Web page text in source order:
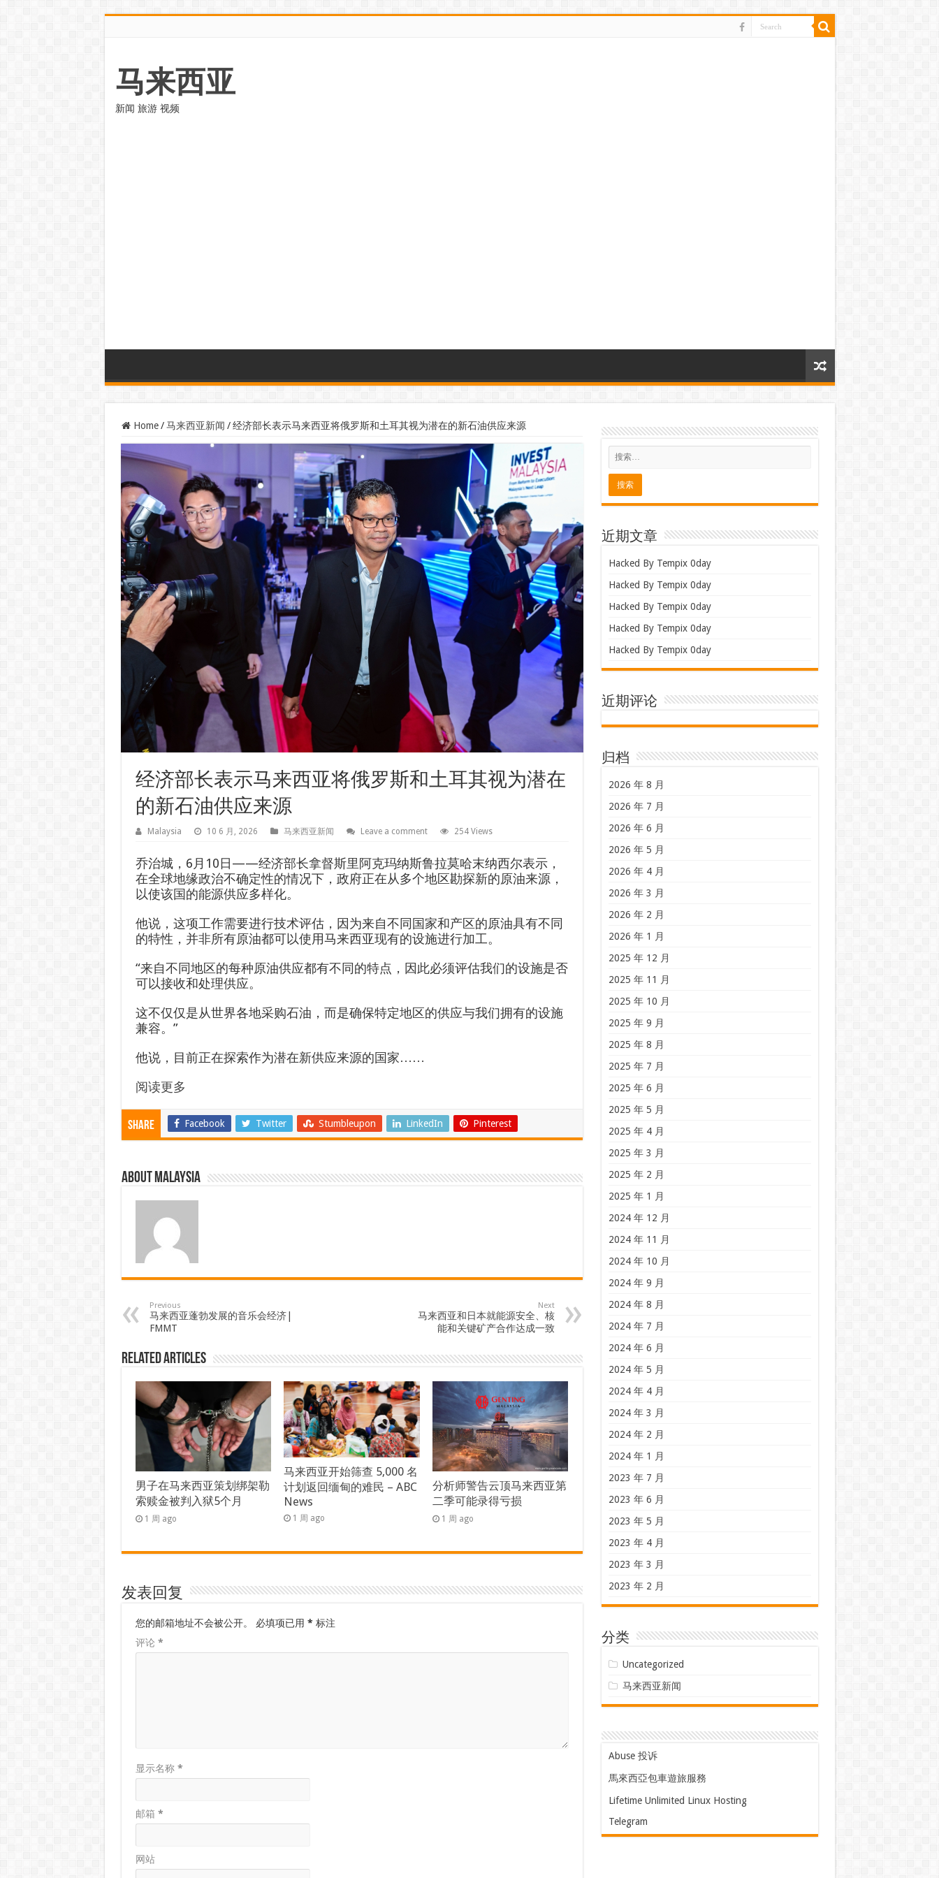
马来西亚
新闻 旅游 视频
Home / 马来西亚新闻 / 经济部长表示马来西亚将俄罗斯和土耳其视为潜在的新石油供应来源
经济部长表示马来西亚将俄罗斯和土耳其视为潜在
的新石油供应来源
Malaysia 10 6 月, 2026 马来西亚新闻 Leave a comment 254 Views
乔治城，6月10日——经济部长拿督斯里阿克玛纳斯鲁拉莫哈末纳西尔表示，
在全球地缘政治不确定性的情况下，政府正在从多个地区勘探新的原油来源，
以使该国的能源供应多样化。
他说，这项工作需要进行技术评估，因为来自不同国家和产区的原油具有不同
的特性，并非所有原油都可以使用马来西亚现有的设施进行加工。
“来自不同地区的每种原油供应都有不同的特点，因此必须评估我们的设施是否
可以接收和处理供应。
这不仅仅是从世界各地采购石油，而是确保特定地区的供应与我们拥有的设施
兼容。”
他说，目前正在探索作为潜在新供应来源的国家……
阅读更多
Share Facebook Twitter Stumbleupon LinkedIn Pinterest
About Malaysia
Previous
马来西亚蓬勃发展的音乐会经济|
FMMT
Next
马来西亚和日本就能源安全、核
能和关键矿产合作达成一致
Related Articles
男子在马来西亚策划绑架勒
索赎金被判入狱5个月
1 周 ago
马来西亚开始筛查 5,000 名
计划返回缅甸的难民 – ABC
News
1 周 ago
分析师警告云顶马来西亚第
二季可能录得亏损
1 周 ago
发表回复
您的邮箱地址不会被公开。 必填项已用 * 标注
评论 *
显示名称 *
邮箱 *
网站
近期文章
Hacked By Tempix 0day
Hacked By Tempix 0day
Hacked By Tempix 0day
Hacked By Tempix 0day
Hacked By Tempix 0day
近期评论
归档
2026 年 8 月
2026 年 7 月
2026 年 6 月
2026 年 5 月
2026 年 4 月
2026 年 3 月
2026 年 2 月
2026 年 1 月
2025 年 12 月
2025 年 11 月
2025 年 10 月
2025 年 9 月
2025 年 8 月
2025 年 7 月
2025 年 6 月
2025 年 5 月
2025 年 4 月
2025 年 3 月
2025 年 2 月
2025 年 1 月
2024 年 12 月
2024 年 11 月
2024 年 10 月
2024 年 9 月
2024 年 8 月
2024 年 7 月
2024 年 6 月
2024 年 5 月
2024 年 4 月
2024 年 3 月
2024 年 2 月
2024 年 1 月
2023 年 7 月
2023 年 6 月
2023 年 5 月
2023 年 4 月
2023 年 3 月
2023 年 2 月
分类
Uncategorized
马来西亚新闻
Abuse 投诉
馬來西亞包車遊旅服務
Lifetime Unlimited Linux Hosting
Telegram